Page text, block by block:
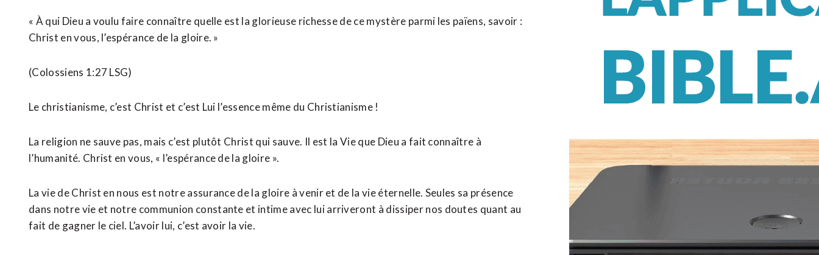
« À qui Dieu a voulu faire connaître quelle est la glorieuse richesse de ce mystère parmi les païens, savoir :
Christ en vous, l’espérance de la gloire. »
‭‭(Colossiens‬ ‭1‬:‭27‬ ‭LSG)‬‬
Le christianisme, c’est Christ et c’est Lui l’essence même du Christianisme !
La religion ne sauve pas, mais c’est plutôt Christ qui sauve. Il est la Vie que Dieu a fait connaître à
l’humanité. Christ en vous, « l’espérance de la gloire ».
La vie de Christ en nous est notre assurance de la gloire à venir et de la vie éternelle. Seules sa présence
dans notre vie et notre communion constante et intime avec lui arriveront à dissiper nos doutes quant au
fait de gagner le ciel. L’avoir lui, c’est avoir la vie.